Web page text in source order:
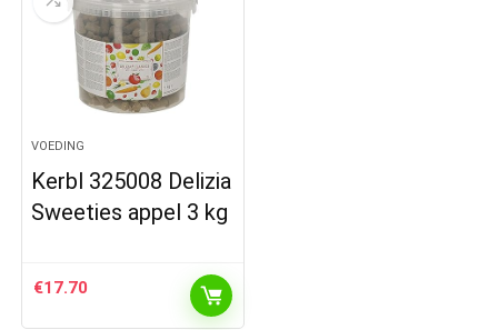
VOEDING
Kerbl 325008 Delizia
Sweeties appel 3 kg
€17.70